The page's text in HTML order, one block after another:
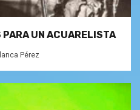
PARA UN ACUARELISTA
Pérez